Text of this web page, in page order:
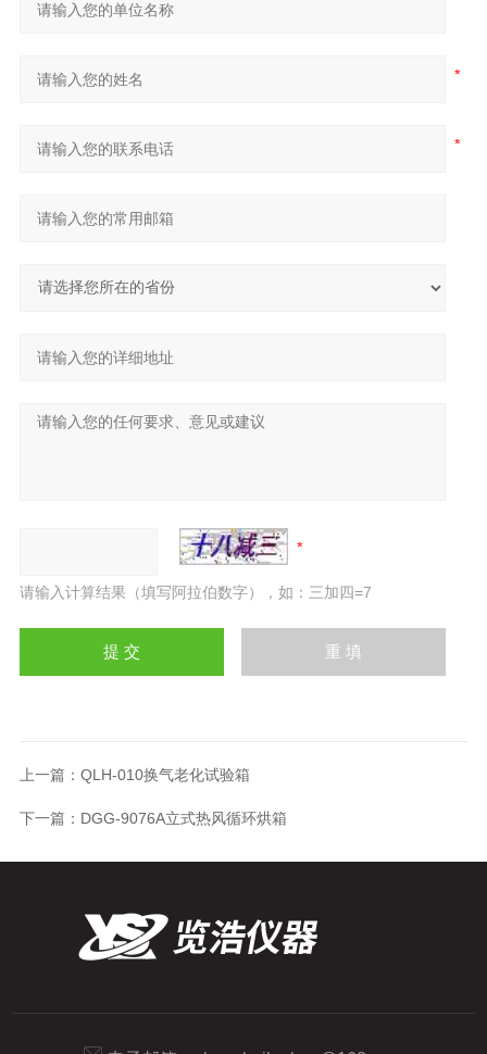
请输入计算结果（填写阿拉伯数字），如：三加四=7
上一篇： QLH-010换气老化试验箱
下一篇： DGG-9076A立式热风循环烘箱